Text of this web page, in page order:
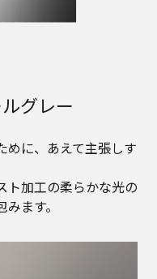
グレー
めに、あえて主張しす
ト加工の柔らかな光の
ます。